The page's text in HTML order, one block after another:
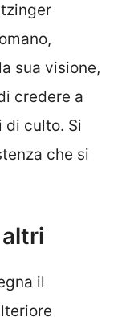
sua visione,
credere a
di culto. Si
che si
altri
il